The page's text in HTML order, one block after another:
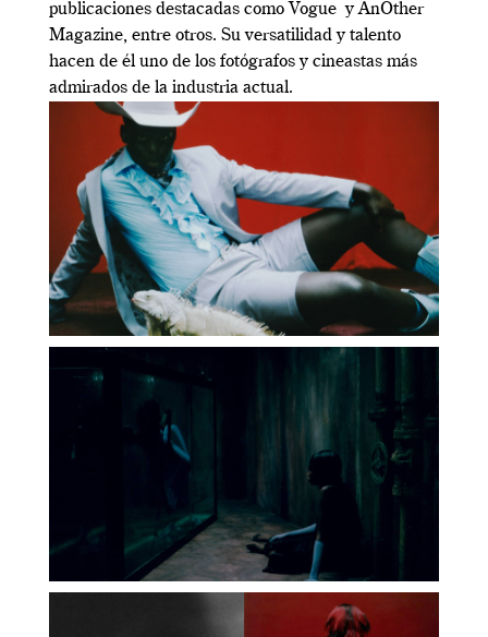
publicaciones destacadas como Vogue y AnOther
Magazine, entre otros. Su versatilidad y talento
hacen de él uno de los fotógrafos y cineastas más
admirados de la industria actual.